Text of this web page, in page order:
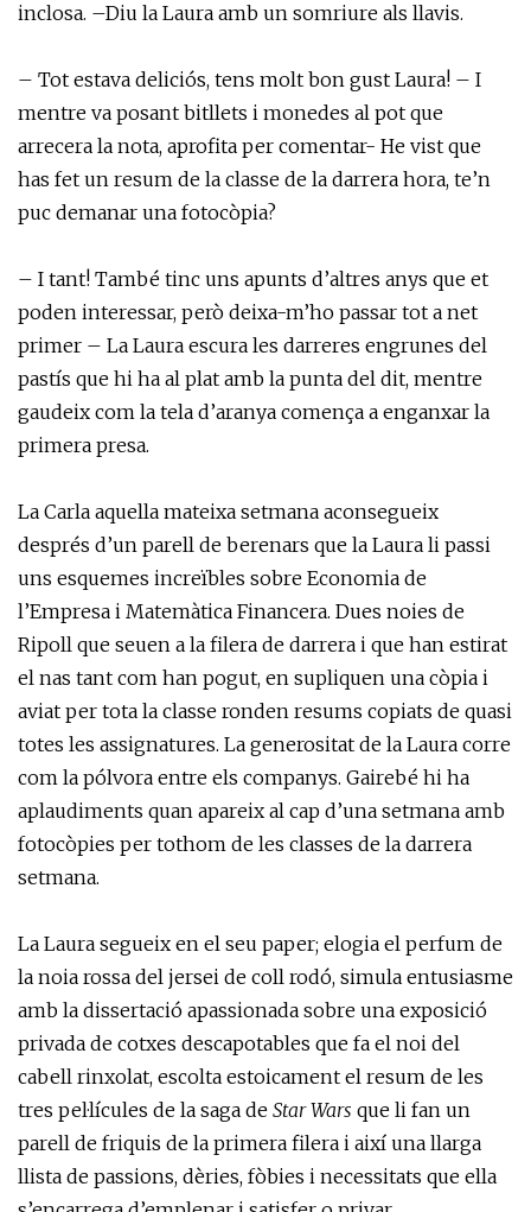
inclosa. –Diu la Laura amb un somriure als llavis.
– Tot estava deliciós, tens molt bon gust Laura! – I
mentre va posant bitllets i monedes al pot que
arrecera la nota, aprofita per comentar- He vist que
has fet un resum de la classe de la darrera hora, te’n
puc demanar una fotocòpia?
– I tant! També tinc uns apunts d’altres anys que et
poden interessar, però deixa-m’ho passar tot a net
primer – La Laura escura les darreres engrunes del
pastís que hi ha al plat amb la punta del dit, mentre
gaudeix com la tela d’aranya comença a enganxar la
primera presa.
La Carla aquella mateixa setmana aconsegueix
després d’un parell de berenars que la Laura li passi
uns esquemes increïbles sobre Economia de
l’Empresa i Matemàtica Financera. Dues noies de
Ripoll que seuen a la filera de darrera i que han estirat
el nas tant com han pogut, en supliquen una còpia i
aviat per tota la classe ronden resums copiats de quasi
totes les assignatures. La generositat de la Laura corre
com la pólvora entre els companys. Gairebé hi ha
aplaudiments quan apareix al cap d’una setmana amb
fotocòpies per tothom de les classes de la darrera
setmana.
La Laura segueix en el seu paper; elogia el perfum de
la noia rossa del jersei de coll rodó, simula entusiasme
amb la dissertació apassionada sobre una exposició
privada de cotxes descapotables que fa el noi del
cabell rinxolat, escolta estoicament el resum de les
tres pel·lícules de la saga de Star Wars que li fan un
parell de friquis de la primera filera i així una llarga
llista de passions, dèries, fòbies i necessitats que ella